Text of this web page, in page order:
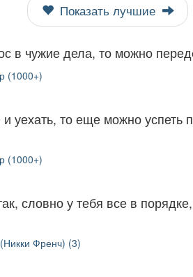
Показать лучшие
в чужие дела, то можно
(1000+)
уехать, то еще можно успеть
(1000+)
словно у тебя все в
Френч) (3)